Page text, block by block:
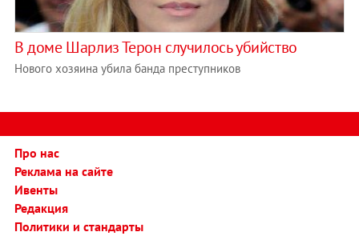
В доме Шарлиз Терон случилось убийство
Нового хозяина убила банда преступников
Про нас
Реклама на сайте
Ивенты
Редакция
Политики и стандарты